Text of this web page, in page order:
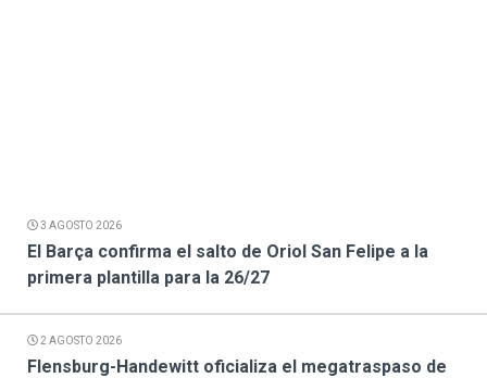
3 AGOSTO 2026
El Barça confirma el salto de Oriol San Felipe a la
primera plantilla para la 26/27
2 AGOSTO 2026
Flensburg-Handewitt oficializa el megatraspaso de